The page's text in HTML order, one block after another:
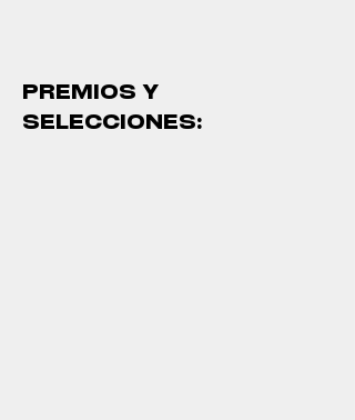
PREMIOS Y
SELECCIONES: